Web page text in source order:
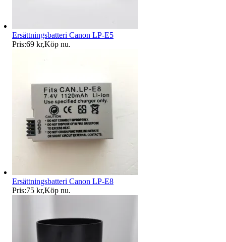
Ersättningsbatteri Canon LP-E5
Pris:69 kr,Köp nu.
Ersättningsbatteri Canon LP-E8
Pris:75 kr,Köp nu.